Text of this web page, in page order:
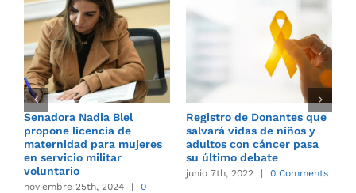
Senadora Nadia Blel
propone licencia de
maternidad para mujeres
en servicio militar
voluntario
noviembre 25th, 2024 |
0
Registro de Donantes que
salvará vidas de niños y
adultos con cáncer pasa
su último debate
junio 7th, 2022 | 0 Comments